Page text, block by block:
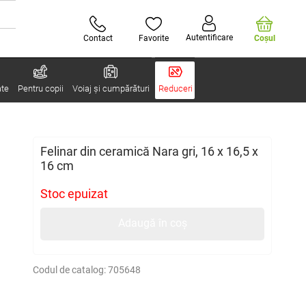
Contact Favorite Autentificare Coşul
Pentru copii Voiaj și cumpărături Reduceri
Felinar din ceramică Nara gri, 16 x 16,5 x
16 cm
Stoc epuizat
Codul de catalog:705648